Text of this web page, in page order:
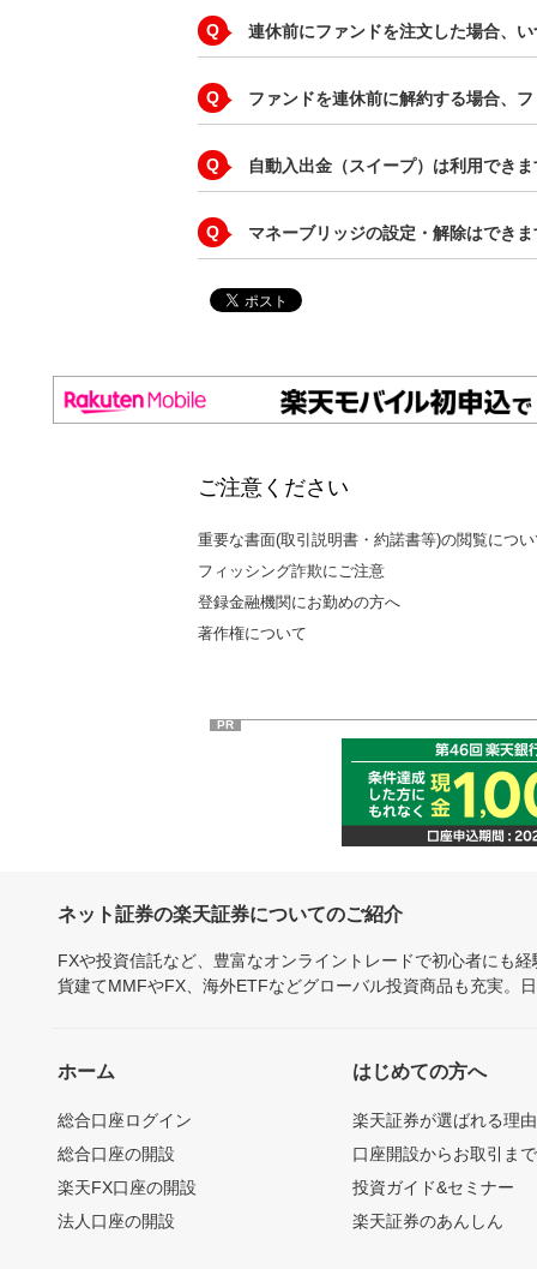
Q 連休前にファンドを注文した場合、
Q ファンドを連休前に解約する場合、
Q 自動入出金（スイープ）は利用でき
Q マネーブリッジの設定・解除はでき
ご注意ください
重要な書面(取引説明書・約諾書等)の閲覧につ
フィッシング詐欺にご注意
登録金融機関にお勤めの方へ
著作権について
PR
ネット証券の楽天証券についてのご紹介
FXや投資信託など、豊富なオンライントレードで初心者にも
貨建てMMFやFX、海外ETFなどグローバル投資商品も充実。
ホーム
総合口座ログイン
総合口座の開設
楽天FX口座の開設
法人口座の開設
はじめての方へ
楽天証券が選ばれる理由
口座開設からお取引ま
投資ガイド&セミナー
楽天証券のあんしん